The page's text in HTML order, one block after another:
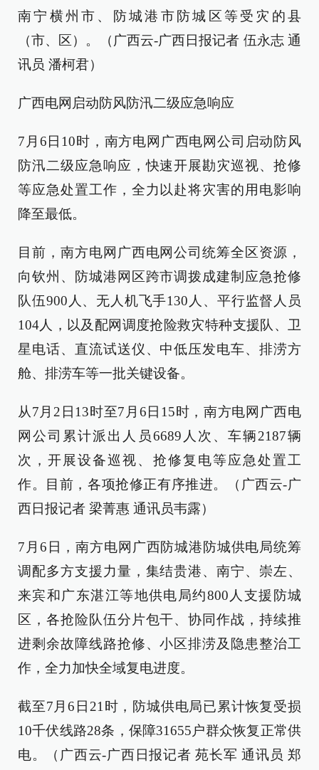
南宁横州市、防城港市防城区等受灾的县
（市、区）。（广西云-广西日报记者 伍永志 通
讯员 潘柯君）
广西电网启动防风防汛二级应急响应
7月6日10时，南方电网广西电网公司启动防风
防汛二级应急响应，快速开展勘灾巡视、抢修
等应急处置工作，全力以赴将灾害的用电影响
降至最低。
目前，南方电网广西电网公司统筹全区资源，
向钦州、防城港网区跨市调拨成建制应急抢修
队伍900人、无人机飞手130人、平行监督人员
104人，以及配网调度抢险救灾特种支援队、卫
星电话、直流试送仪、中低压发电车、排涝方
舱、排涝车等一批关键设备。
从7月2日13时至7月6日15时，南方电网广西电
网公司累计派出人员6689人次、车辆2187辆
次，开展设备巡视、抢修复电等应急处置工
作。目前，各项抢修正有序推进。（广西云-广
西日报记者 梁菁惠 通讯员韦露）
7月6日，南方电网广西防城港防城供电局统筹
调配多方支援力量，集结贵港、南宁、崇左、
来宾和广东湛江等地供电局约800人支援防城
区，各抢险队伍分片包干、协同作战，持续推
进剩余故障线路抢修、小区排涝及隐患整治工
作，全力加快全域复电进度。
截至7月6日21时，防城供电局已累计恢复受损
10千伏线路28条，保障31655户群众恢复正常供
电。（广西云-广西日报记者 苑长军 通讯员 郑